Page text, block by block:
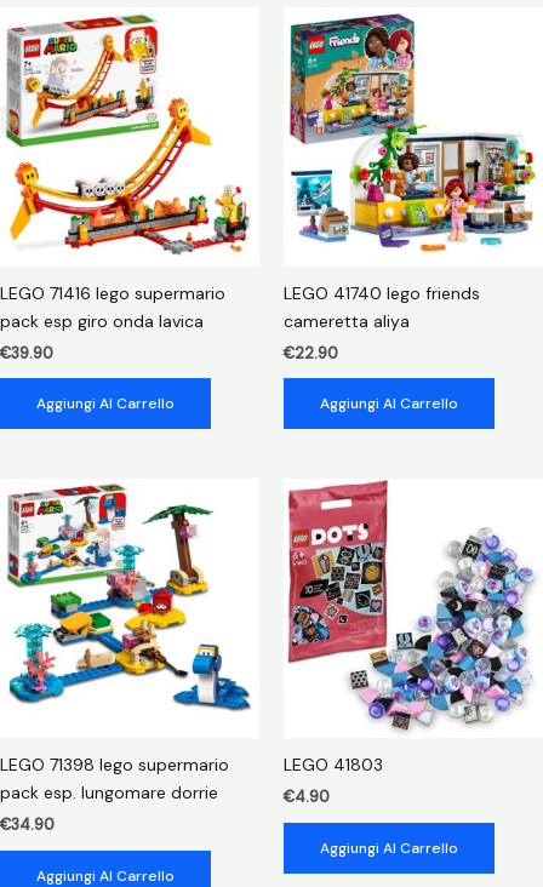
LEGO 71416 lego supermario
pack esp giro onda lavica
€39.90
Aggiungi Al Carrello
LEGO 41740 lego friends
cameretta aliya
€22.90
Aggiungi Al Carrello
LEGO 71398 lego supermario
pack esp. lungomare dorrie
€34.90
Aggiungi Al Carrello
LEGO 41803
€4.90
Aggiungi Al Carrello